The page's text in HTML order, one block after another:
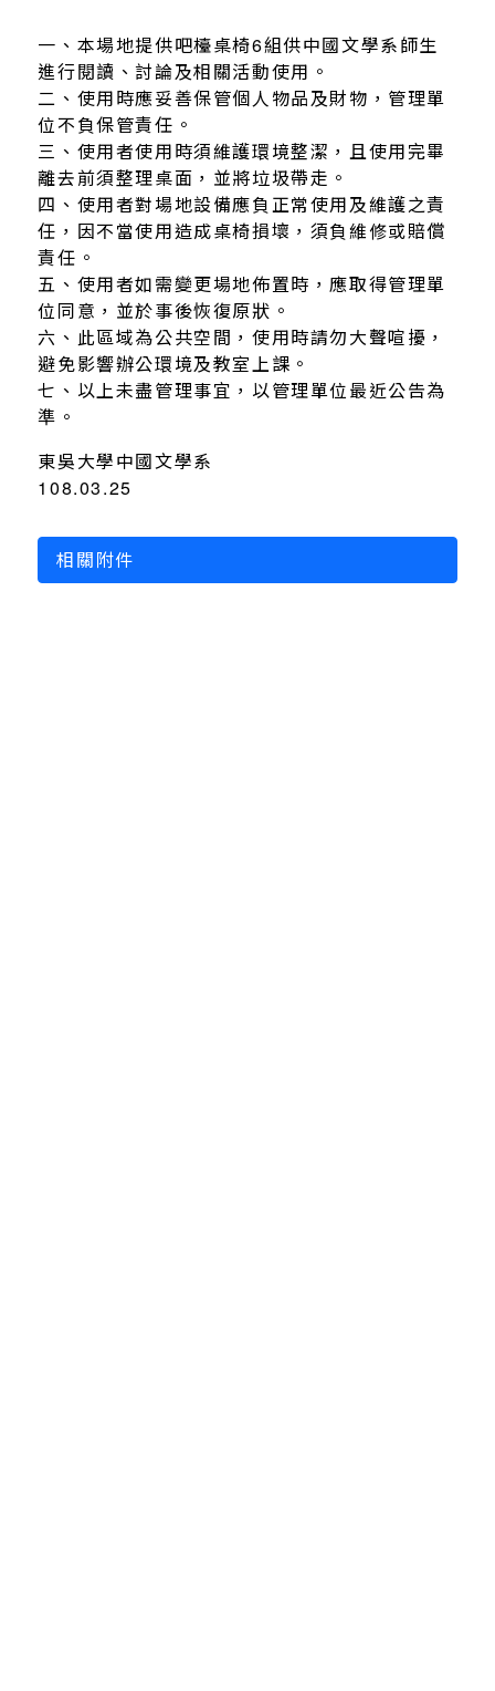
一、本場地提供吧檯桌椅6組供中國文學系師生
進行閱讀、討論及相關活動使用。
二、使用時應妥善保管個人物品及財物，管理單
位不負保管責任。
三、使用者使用時須維護環境整潔，且使用完畢
離去前須整理桌面，並將垃圾帶走。
四、使用者對場地設備應負正常使用及維護之責
任，因不當使用造成桌椅損壞，須負維修或賠償
責任。
五、使用者如需變更場地佈置時，應取得管理單
位同意，並於事後恢復原狀。
六、此區域為公共空間，使用時請勿大聲喧擾，
避免影響辦公環境及教室上課。
七、以上未盡管理事宜，以管理單位最近公告為
準。
東吳大學中國文學系
108.03.25
相關附件